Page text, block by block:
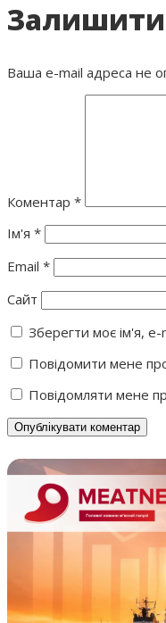
Залишити
Ваша e-mail адреса не
Коментар *
Ім'я *
Email *
Сайт
Зберегти моє ім'я,
Повідомити мене
Повідомляти мене